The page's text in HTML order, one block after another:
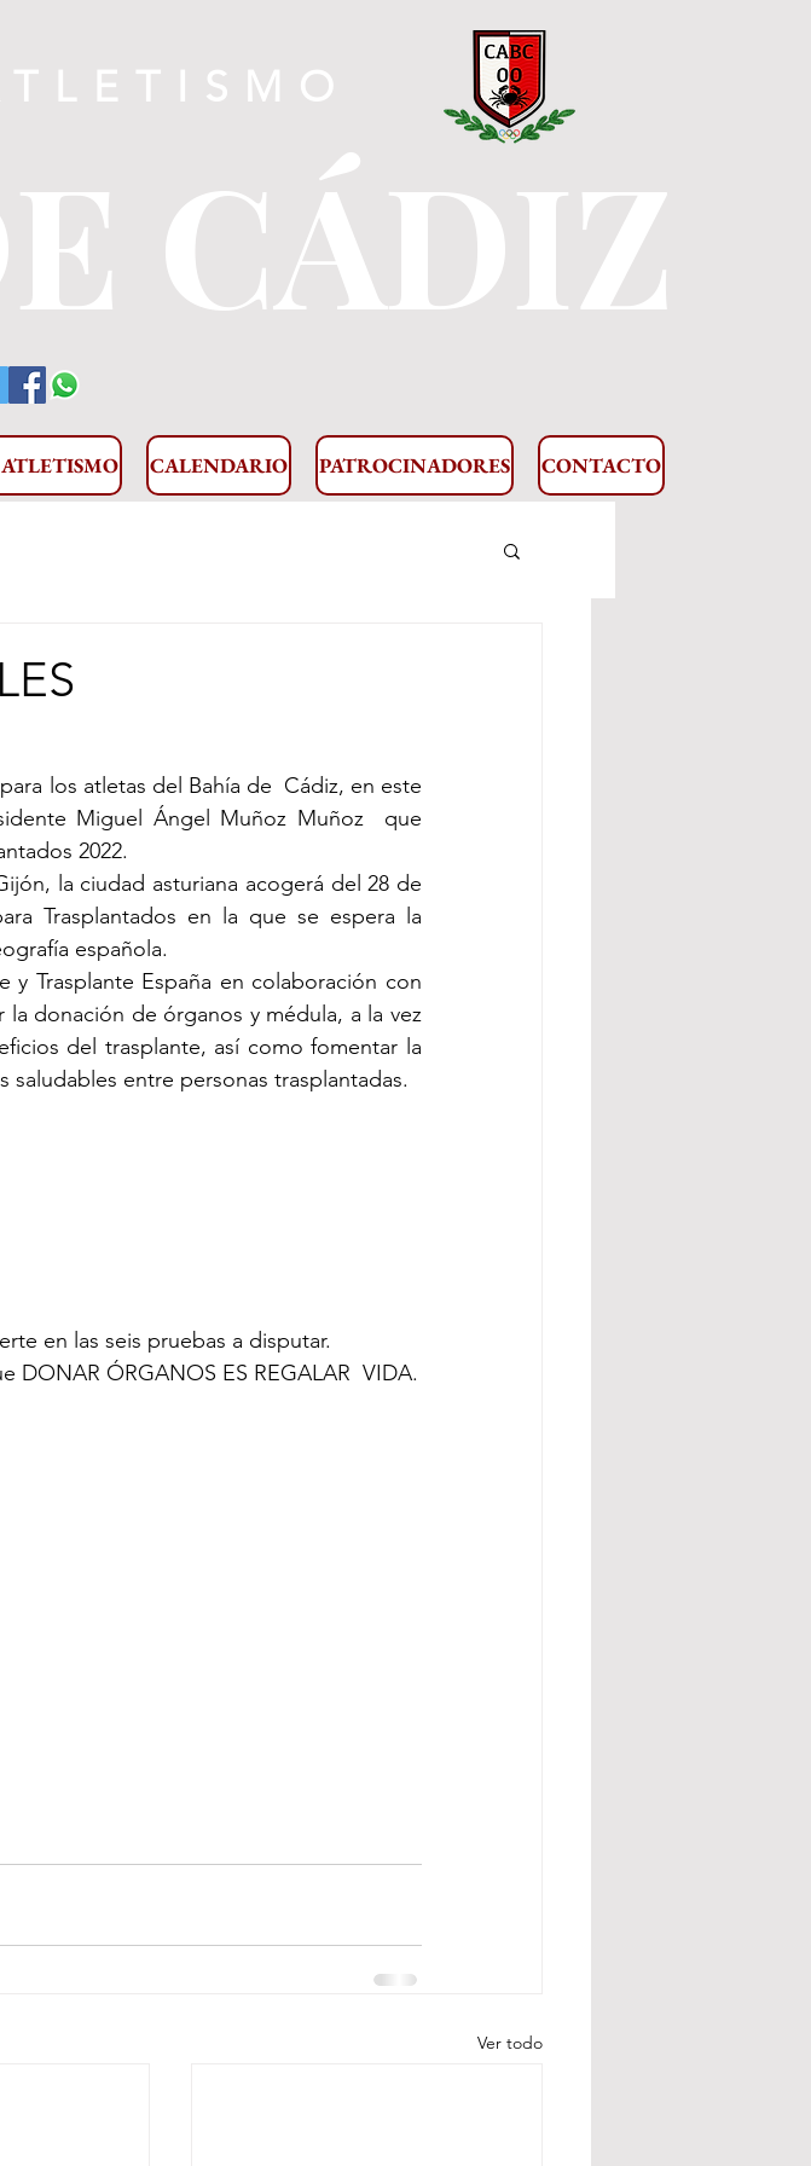
CÁDIZ
CALENDARIO PATROCINADORES CONTACTO
los atletas del Bahía de  Cádiz, en este
Miguel Ángel Muñoz Muñoz  que
2022.
la ciudad asturiana acogerá del 28 de
Trasplantados en la que se espera la
española.
Trasplante España en colaboración con
donación de órganos y médula, a la vez
del trasplante, así como fomentar la
entre personas trasplantadas.
en las seis pruebas a disputar.
DONAR ÓRGANOS ES REGALAR  VIDA.
Ver todo